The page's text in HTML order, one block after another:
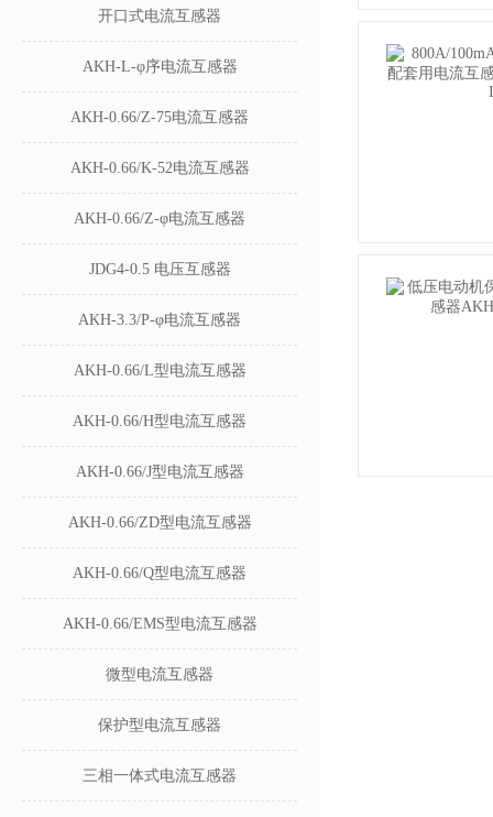
开口式电流互感器
AKH-L-φ序电流互感器
AKH-0.66/Z-75电流互感器
AKH-0.66/K-52电流互感器
AKH-0.66/Z-φ电流互感器
JDG4-0.5 电压互感器
AKH-3.3/P-φ电流互感器
AKH-0.66/L型电流互感器
AKH-0.66/H型电流互感器
AKH-0.66/J型电流互感器
AKH-0.66/ZD型电流互感器
AKH-0.66/Q型电流互感器
AKH-0.66/EMS型电流互感器
微型电流互感器
保护型电流互感器
三相一体式电流互感器